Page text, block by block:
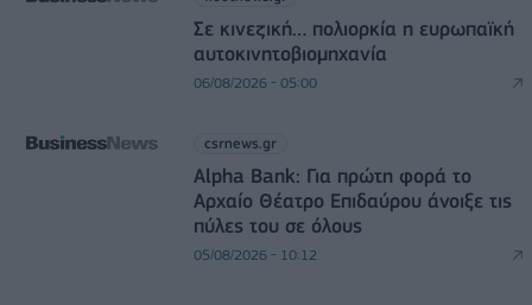
Σε κινεζική… πολιορκία η ευρωπαϊκή
αυτοκινητοβιομηχανία
06/08/2026 - 05:00
csrnews.gr
Alpha Bank: Για πρώτη φορά το
Αρχαίο Θέατρο Επιδαύρου άνοιξε τις
πύλες του σε όλους
05/08/2026 - 10:12